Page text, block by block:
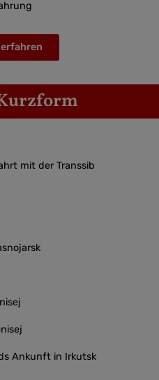
mit der Transsib
Ankunft in Irkutsk